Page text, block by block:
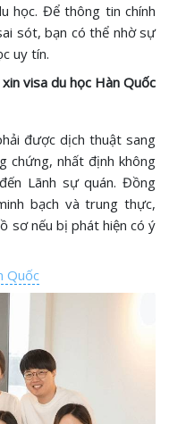
học. Để thông tin chính
sót, bạn có thể nhờ sự
uy tín.
visa du học Hàn Quốc
được dịch thuật sang
chứng, nhất định không
Lãnh sự quán. Đồng
bạch và trung thực,
sơ nếu bị phát hiện có ý
Quốc